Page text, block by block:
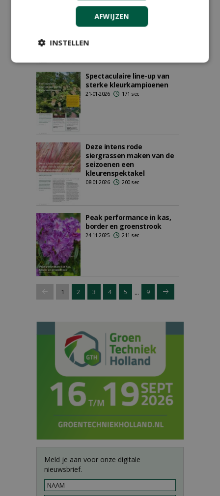
'Natuurlijke resistentie is
voor ons zo belangrijk
geworden dat we daarvoor
sortiment'
Spectaculaire line-up van
sterke kleurkampioenen
21-01-2026 171 sec
Deze intens rode
siergrassen maken van de
seizoenen een
kleurenspektakel
08-01-2026 200 sec
Peak performance in kas,
border en groenstrook
24-11-2025 211 sec
1 2 3 4 5 ... 9
Meld je aan voor onze digitale
nieuwsbrief.
AFWIJZEN
INSTELLEN